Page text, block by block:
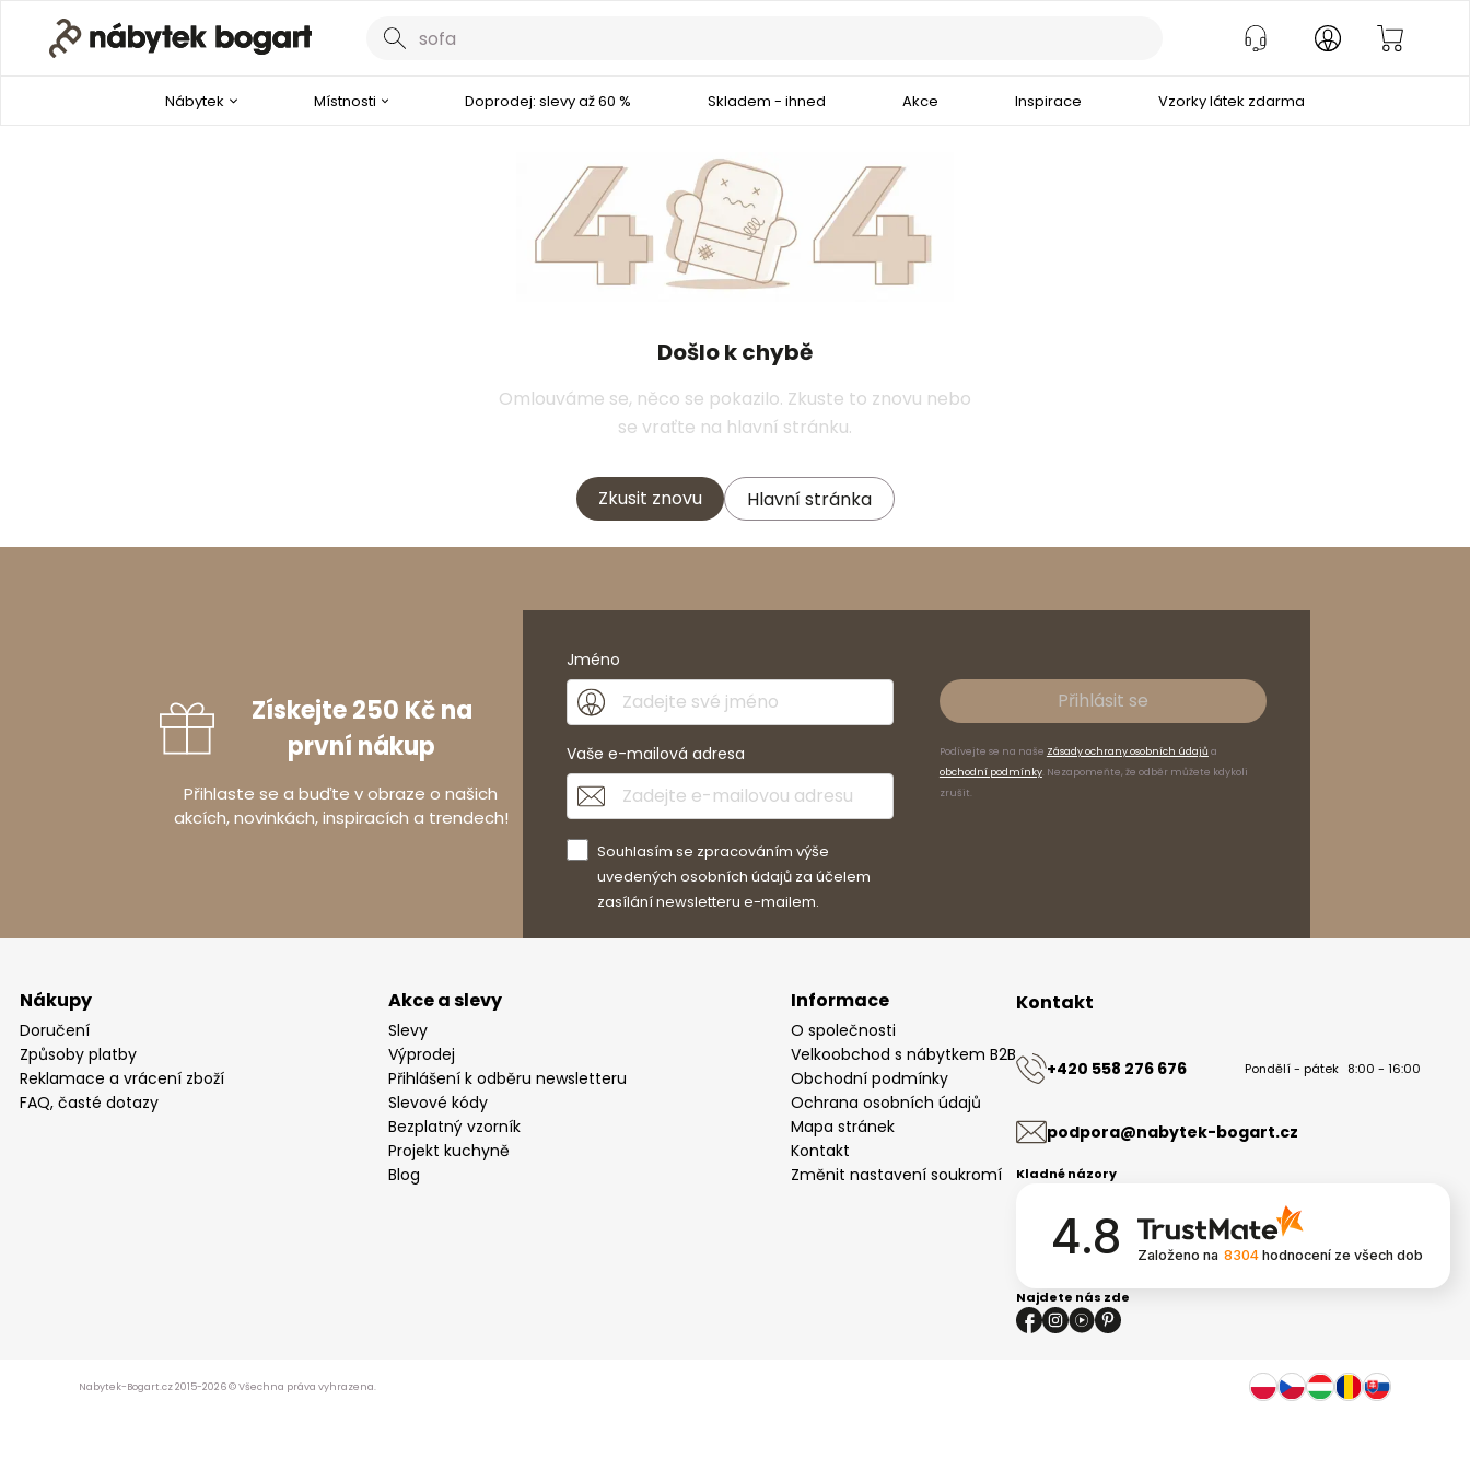
Nábytek Místnosti Doprodej: slevy až 60 % Skladem - ihned Akce Inspirace Vzorky látek zdarma
Došlo k chybě
Omlouváme se, něco se pokazilo. Zkuste to znovu nebo
se vraťte na hlavní stránku.
Zkusit znovu Hlavní stránka
Získejte 250 Kč na
první nákup
Přihlaste se a buďte v obraze o našich
akcích, novinkách, inspiracích a trendech!
Jméno
Vaše e-mailová adresa
Souhlasím se zpracováním výše
uvedených osobních údajů za účelem
zasílání newsletteru e-mailem.
Přihlásit se
Podívejte se na naše Zásady ochrany osobních údajů a
obchodní podmínky. Nezapomeňte, že odběr můžete kdykoli
zrušit.
Nákupy
Doručení
Způsoby platby
Reklamace a vrácení zboží
FAQ, časté dotazy
Akce a slevy
Slevy
Výprodej
Přihlášení k odběru newsletteru
Slevové kódy
Bezplatný vzorník
Projekt kuchyně
Blog
Informace
O společnosti
Velkoobchod s nábytkem B2B
Obchodní podmínky
Ochrana osobních údajů
Mapa stránek
Kontakt
Změnit nastavení soukromí
Kontakt
+420 558 276 676 Pondělí - pátek 8:00 - 16:00
podpora@nabytek-bogart.cz
Kladné názory
4.8 Založeno na 8304 hodnocení ze všech dob
Najdete nás zde
Nabytek-Bogart.cz 2015-2026 © Všechna práva vyhrazena.